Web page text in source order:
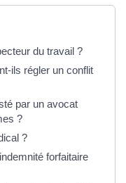
du travail ?
ils régler un conflit
par un avocat
?
?
forfaitaire